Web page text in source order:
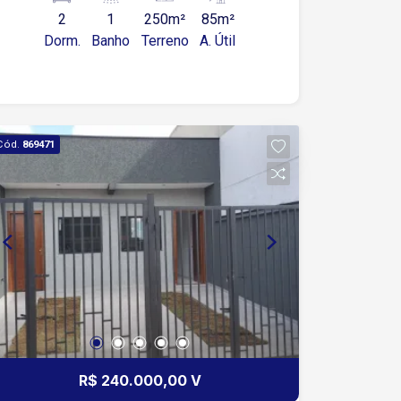
2
Dorm.
1
Banho
250m²
Terreno
85m²
A. Útil
869471
R$ 240.000,00 V